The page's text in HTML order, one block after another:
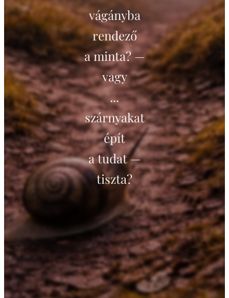
vágányba
rendező
a minta? —
vagy
...
szárnyakat
épít
a tudat —
tiszta?